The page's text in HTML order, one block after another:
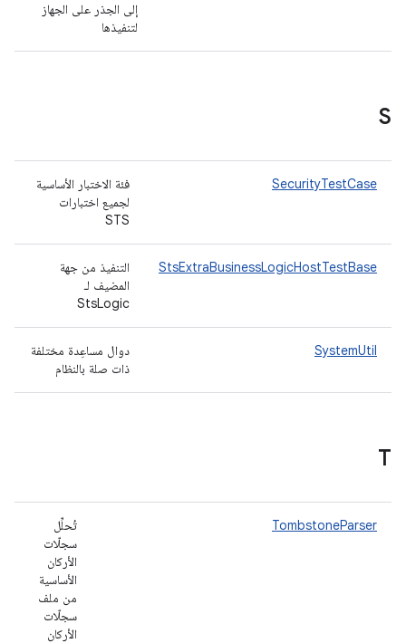
إلى الجذر على الجهاز
لتنفيذها
S
SecurityTestCase
فئة الاختبار الأساسية
لجميع اختبارات
STS
StsExtraBusinessLogicHostTestBase
التنفيذ من جهة
المضيف لـ
StsLogic
SystemUtil
دوال مساعِدة مختلفة
ذات صلة بالنظام
T
TombstoneParser
تُحلِّل
سجلّات
الأركان
الأساسية
من ملف
سجلّات
الأركان